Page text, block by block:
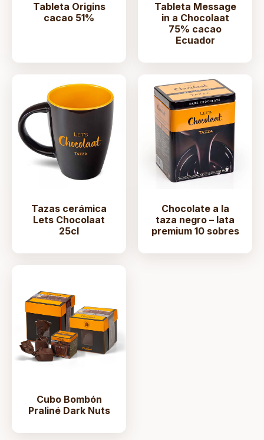
Tableta Origins
cacao 51%
Tableta Message
in a Chocolaat
75% cacao
Ecuador
Tazas cerámica
Lets Chocolaat
25cl
Chocolate a la
taza negro – lata
premium 10 sobres
Cubo Bombón
Praliné Dark Nuts